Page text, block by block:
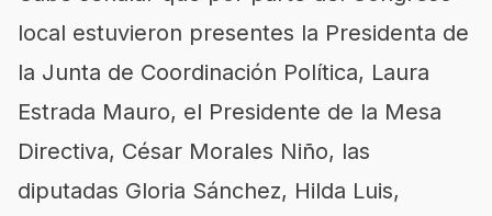
local estuvieron presentes la Presidenta de
la Junta de Coordinación Política, Laura
Estrada Mauro, el Presidente de la Mesa
Directiva, César Morales Niño, las
diputadas Gloria Sánchez, Hilda Luis,